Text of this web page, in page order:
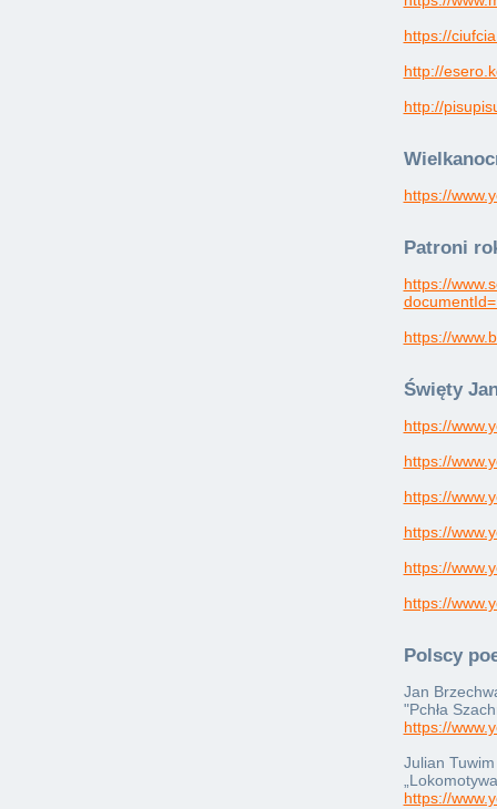
https://
http://
http://
https://
Patroni
https://
https://
Święty
https://
https://
https://
https://
https://
https://
Polscy
Jan
"Pchła
https://
Julian Tuwim
https://